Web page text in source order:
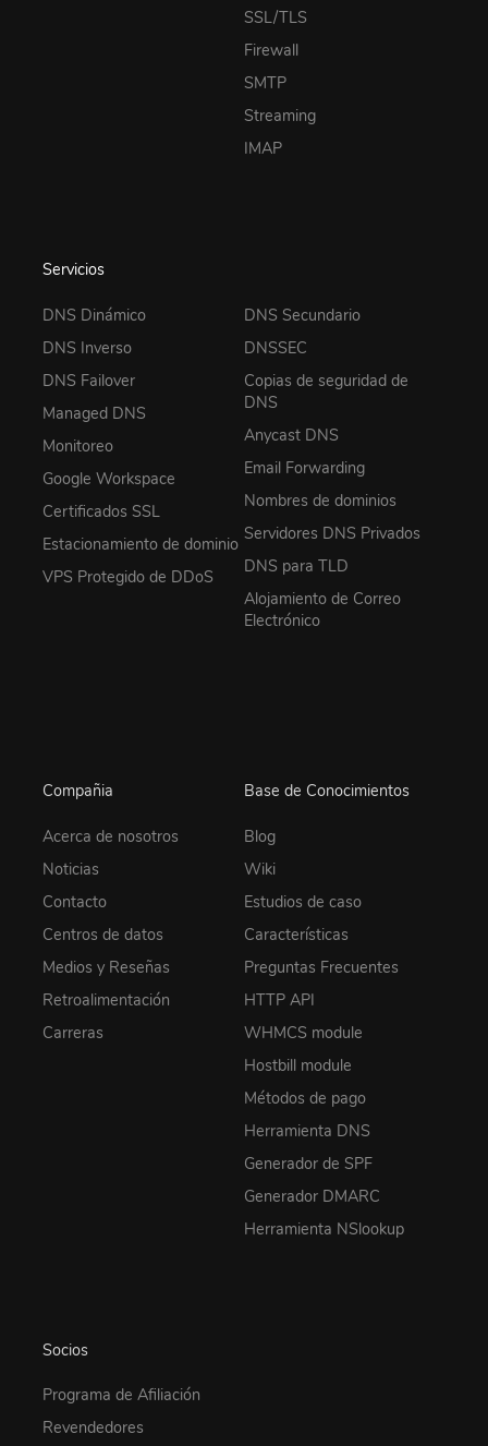
SSL/TLS
Firewall
SMTP
Streaming
IMAP
Servicios
DNS Dinámico
DNS Inverso
DNS Failover
Managed DNS
Monitoreo
Google Workspace
Certificados SSL
Estacionamiento de dominio
VPS Protegido de DDoS
DNS Secundario
DNSSEC
Copias de seguridad de
DNS
Anycast DNS
Email Forwarding
Nombres de dominios
Servidores DNS Privados
DNS para TLD
Alojamiento de Correo
Electrónico
Compañia
Acerca de nosotros
Noticias
Contacto
Centros de datos
Medios y Reseñas
Retroalimentación
Carreras
Base de Conocimientos
Blog
Wiki
Estudios de caso
Características
Preguntas Frecuentes
HTTP API
WHMCS module
Hostbill module
Métodos de pago
Herramienta DNS
Generador de SPF
Generador DMARC
Herramienta NSlookup
Socios
Programa de Afiliación
Revendedores